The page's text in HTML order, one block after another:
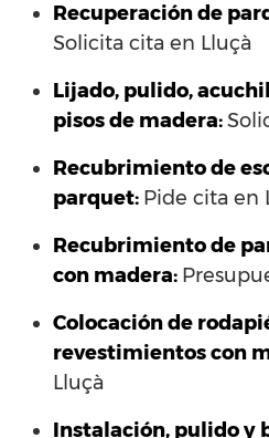
Recuperación de
Solicita cita en Lluçà
Lijado, pulido,
pisos de madera:
Recubrimiento de
parquet: Pide cita en
Recubrimiento de
con madera:
Colocación de
revestimientos con
Lluçà
Instalación, pulido y